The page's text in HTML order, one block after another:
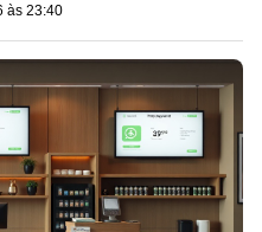
às 23:40